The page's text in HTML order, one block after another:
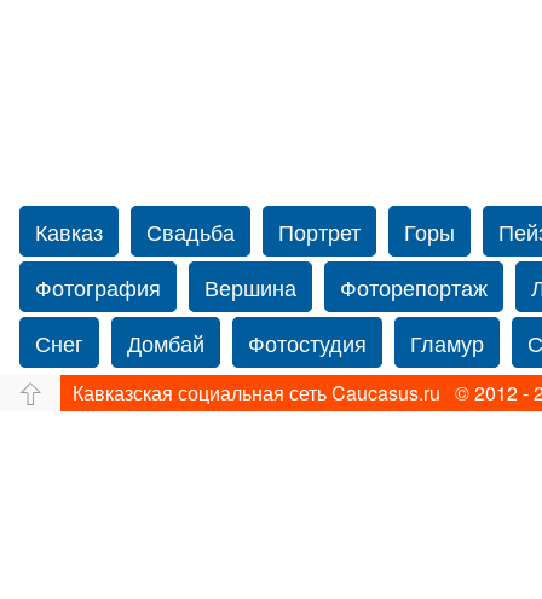
Кавказ Свадьба Портрет Горы
Фотография
Вершина Фоторепортаж
Снег
Домбай Фотостудия Гламур
Путешествие
Перевал Свадьба фото
Кавказская социальная сеть Caucasus.ru © 2012 -